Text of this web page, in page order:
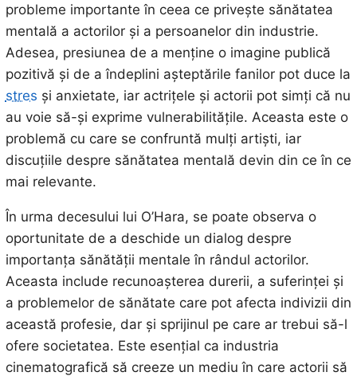
probleme importante în ceea ce privește sănătatea
mentală a actorilor și a persoanelor din industrie.
Adesea, presiunea de a menține o imagine publică
pozitivă și de a îndeplini așteptările fanilor pot duce la
stres și anxietate, iar actrițele și actorii pot simți că nu
au voie să-și exprime vulnerabilitățile. Aceasta este o
problemă cu care se confruntă mulți artiști, iar
discuțiile despre sănătatea mentală devin din ce în ce
mai relevante.
În urma decesului lui O’Hara, se poate observa o
oportunitate de a deschide un dialog despre
importanța sănătății mentale în rândul actorilor.
Aceasta include recunoașterea durerii, a suferinței și
a problemelor de sănătate care pot afecta indivizii din
această profesie, dar și sprijinul pe care ar trebui să-l
ofere societatea. Este esențial ca industria
cinematografică să creeze un mediu în care actorii să